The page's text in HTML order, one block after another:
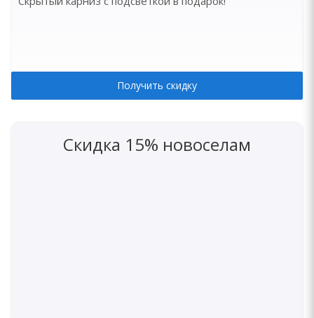
Получить скидку
Скидка 15% новоселам